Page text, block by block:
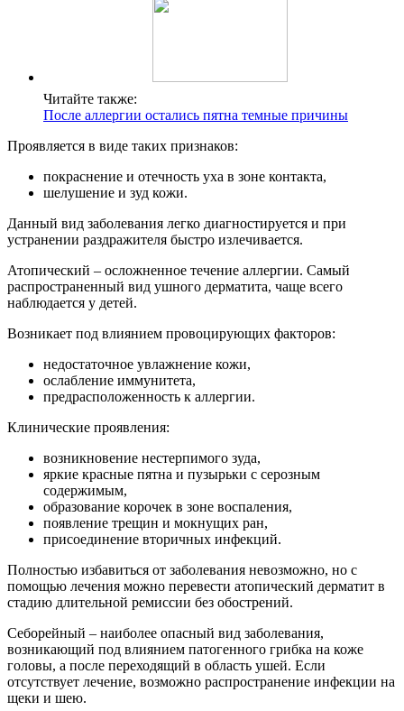
Читайте также:
После аллергии остались пятна темные причины
Проявляется в виде таких признаков:
покраснение и отечность уха в зоне контакта,
шелушение и зуд кожи.
Данный вид заболевания легко диагностируется и при
устранении раздражителя быстро излечивается.
Атопический – осложненное течение аллергии. Самый
распространенный вид ушного дерматита, чаще всего
наблюдается у детей.
Возникает под влиянием провоцирующих факторов:
недостаточное увлажнение кожи,
ослабление иммунитета,
предрасположенность к аллергии.
Клинические проявления:
возникновение нестерпимого зуда,
яркие красные пятна и пузырьки с серозным
содержимым,
образование корочек в зоне воспаления,
появление трещин и мокнущих ран,
присоединение вторичных инфекций.
Полностью избавиться от заболевания невозможно, но с
помощью лечения можно перевести атопический дерматит в
стадию длительной ремиссии без обострений.
Себорейный – наиболее опасный вид заболевания,
возникающий под влиянием патогенного грибка на коже
головы, а после переходящий в область ушей. Если
отсутствует лечение, возможно распространение инфекции на
щеки и шею.